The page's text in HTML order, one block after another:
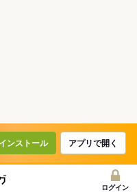
インストール アプリで開く
ログイン